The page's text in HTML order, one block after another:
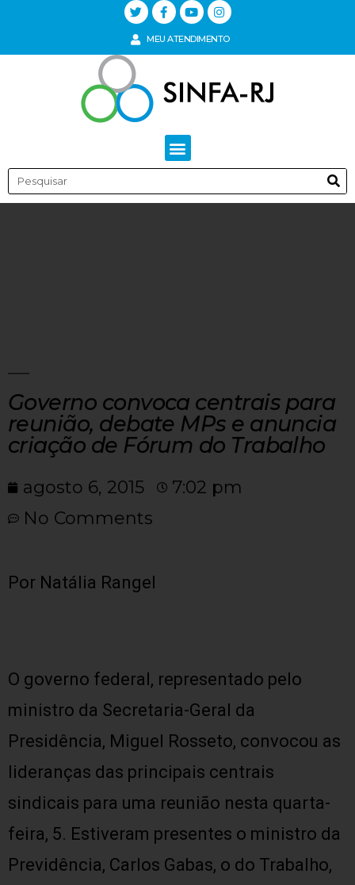
MEU ATENDIMENTO
Governo convoca centrais para
reunião, debate MPs e anuncia
criação de Fórum do Trabalho
agosto 6, 2015
7:02 pm
No Comments
Por Natália Rangel
O governo federal, representado pelo
ministro da Secretaria-Geral da
Presidência, Miguel Rosseto, convocou as
lideranças das principais centrais
sindicais para uma reunião nesta quarta-
feira, 5. Estiveram presentes o ministro da
Previdência, Carlos Gabas, o do Trabalho,